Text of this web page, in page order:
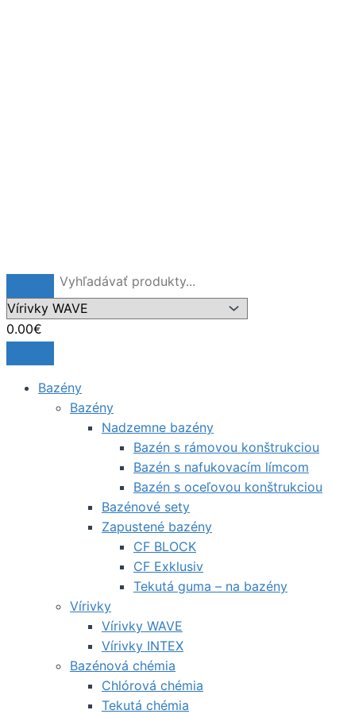
0.00€
Bazény
Bazény
Nadzemne bazény
Bazén s rámovou konštrukciou
Bazén s nafukovacím límcom
Bazén s oceľovou konštrukciou
Bazénové sety
Zapustené bazény
CF BLOCK
CF Exklusiv
Tekutá guma – na bazény
Vírivky
Vírivky WAVE
Vírivky INTEX
Bazénová chémia
Chlórová chémia
Tekutá chémia